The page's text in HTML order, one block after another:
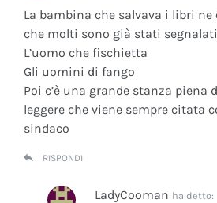
La bambina che salvava i libri ne
che molti sono già stati
L’uomo che fischietta
Gli uomini di fango
Poi c’è una grande stanza piena
leggere che viene sempre citata
sindaco
RISPONDI
LadyCooman ha detto: